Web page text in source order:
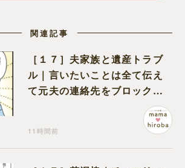
関連記事
［１７］夫家族と遺産トラブ
ル｜言いたいことは全て伝え
て元夫の連絡先をブロック。
離婚できた喜びを噛みしめる
11時間前